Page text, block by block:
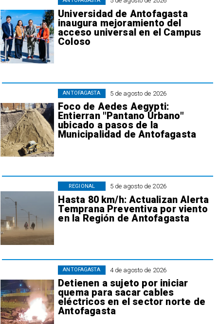
Universidad de Antofagasta
inaugura mejoramiento del
acceso universal en el Campus
Coloso
5 de agosto de 2026
Foco de Aedes Aegypti:
Entierran "Pantano Urbano"
ubicado a pasos de la
Municipalidad de Antofagasta
ANTOFAGASTA
5 de agosto de 2026
Hasta 80 km/h: Actualizan Alerta
Temprana Preventiva por viento
en la Región de Antofagasta
REGIONAL
4 de agosto de 2026
Detienen a sujeto por iniciar
quema para sacar cables
eléctricos en el sector norte de
Antofagasta
ANTOFAGASTA